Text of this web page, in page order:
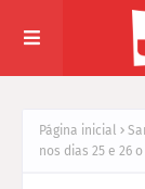
Página inicial
nos dias 25 e 26